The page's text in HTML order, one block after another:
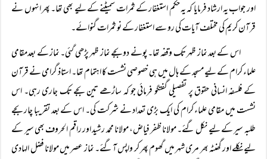
اور جواب یہ ارشاد فرمایا کہ یہ حکم استغفار کے ثمرات سمیٹنے کے لیے بھی تھا۔ پھر انہوں نے
قرآن کریم کی مختلف آیات کی رو سے استغفار کے نو ثمرات گنوائے۔
اس کے بعد نماز ظہر تک وقفہ تھا۔ پونے دو بجے نماز ظہر پڑھی گئی۔ نماز کے بعدمقامی
علماء کرام کے لیے مسجد کے ہال میں ہی خصوصی نشست کا اہتمام تھا۔ استاذ گرامی نے قرآن
کے فلسفہ انسانی حقوق پر تفصیلی گفتگو فرمائی جو کہ ساڑھے تین بجے تک جاری رہی۔ اس
نشست میں مقامی علماء کرام کی ایک بڑی تعداد نے شرکت کی۔ اس کے بعد تقریبا چار بجے
طلبہ سیر کے لیے نکل گئے۔ مولانا ظفر فیاض، مولانا محمد رشید اور راقم الحروف بھی سیر کے
لیے نکلے اور گھنٹہ بھر مری شہر میں گھوم پھر کر واپس آگئے۔ نماز عصر میں مولانا فضل الہادی